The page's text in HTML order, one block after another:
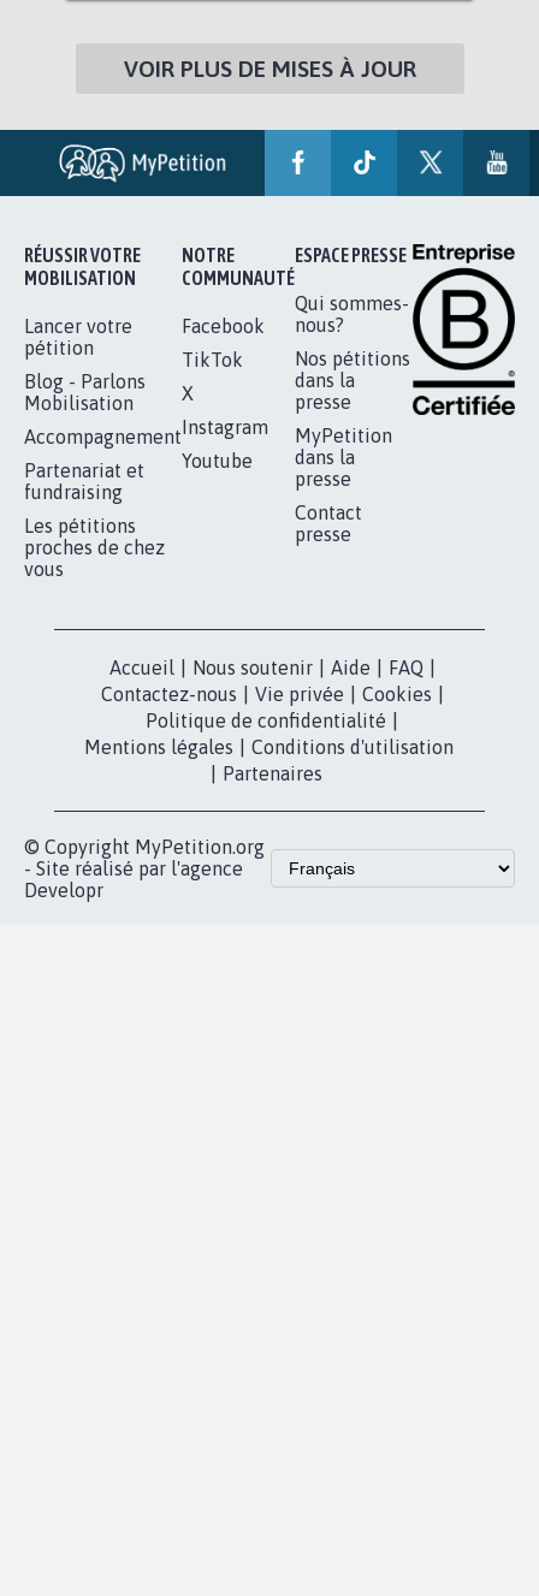
VOIR PLUS DE MISES À JOUR
RÉUSSIR VOTRE
MOBILISATION
Lancer votre
pétition
Blog - Parlons
Mobilisation
Accompagnement
Partenariat et
fundraising
Les pétitions
proches de chez
vous
NOTRE
COMMUNAUTÉ
Facebook
TikTok
X
Instagram
Youtube
ESPACE PRESSE
Qui sommes-
nous?
Nos pétitions
dans la
presse
MyPetition
dans la
presse
Contact
presse
Accueil Nous soutenir Aide FAQ
Contactez-nous
Vie privée Cookies
Politique de confidentialité
Mentions légales
Conditions d'utilisation
Partenaires
© Copyright MyPetition.org
- Site réalisé par l'agence
Developr